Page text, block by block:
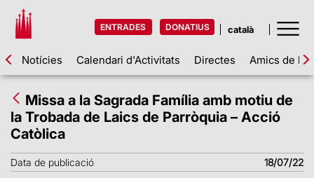
ENTRADES DONATIUS
Notícies Calendari d'Activitats Directes Amics de la
Missa a la Sagrada Família amb motiu de
la Trobada de Laics de Parròquia – Acció
Catòlica
Data de publicació 18/07/22